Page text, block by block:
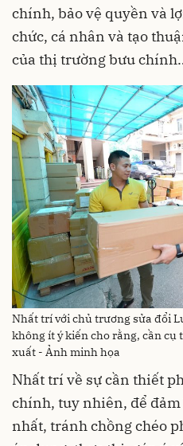
chính, bảo vệ quyền và
chức, cá nhân và tạo
của thị trường bưu
Nhất trí với chủ trương sửa đổi
không ít ý kiến cho rằng, cần cụ
xuất - Ảnh minh họa
Nhất trí về sự cần thiết
chính, tuy nhiên, để
nhất, tránh chồng chéo